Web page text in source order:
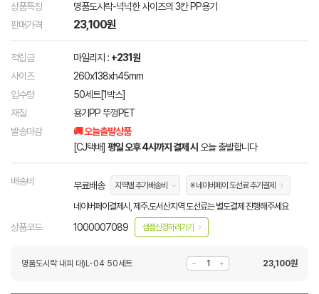
상품특징
명품도시락-넉넉한 사이즈의 3칸 PP용기
판매가격
23,100원
적립금 마일리지 : +231원
사이즈
260x138xh45mm
입수량
50세트[1박스]
재질
용기PP 뚜껑PET
발송마감
🚚 오늘출발상품
[CJ택배] 평일 오후 4시까지 결제 시 오늘 출발합니다
배송비 무료배송 지역별 추가배송비 ※ 네이버페이 도선료 추가결제
네이버페이결제시, 제주.도서산지역 도선료는 별도결제 진행해주세요
상품코드 1000007089 샘플신청하러가기
명품도시락 내피 대)L-04 50세트 23,100원